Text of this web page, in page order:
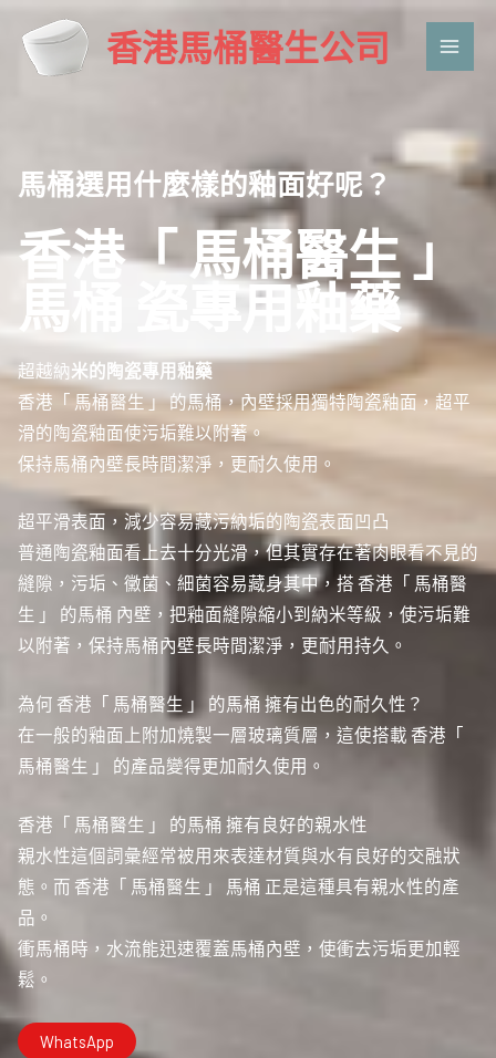
香港馬桶醫生公司
Main
馬桶選用什麼樣的釉面好呢？
香港「 馬桶醫生 」
馬桶
瓷專用釉藥
超越納米的陶瓷專用釉藥
香港「 馬桶醫生 」 的馬桶，內壁採用獨特陶瓷釉面，超平
滑的陶瓷釉面使污垢難以附著。
保持馬桶內壁長時間潔淨，更耐久使用。
超平滑表面，減少容易藏污納垢的陶瓷表面凹凸
普通陶瓷釉面看上去十分光滑，但其實存在著肉眼看不見的
縫隙，污垢、黴菌、細菌容易藏身其中，搭 香港「 馬桶醫
生 」 的馬桶 內壁，把釉面縫隙縮小到納米等級，使污垢難
以附著，保持馬桶內壁長時間潔淨，更耐用持久。
為何 香港「 馬桶醫生 」 的馬桶 擁有出色的耐久性？
在一般的釉面上附加燒製一層玻璃質層，這使搭載 香港「
馬桶醫生 」 的產品變得更加耐久使用。
香港「 馬桶醫生 」 的馬桶 擁有良好的親水性
親水性這個詞彙經常被用來表達材質與水有良好的交融狀
態。而 香港「 馬桶醫生 」 馬桶 正是這種具有親水性的產
品。
衝馬桶時，水流能迅速覆蓋馬桶內壁，使衝去污垢更加輕
鬆。
WhatsApp